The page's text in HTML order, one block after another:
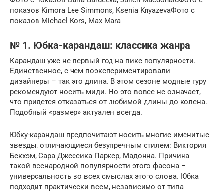
показов Kimora Lee Simmons, Ksenia KnyazevaФото с
показов Michael Kors, Max Mara
№ 1. Юбка-карандаш: классика жанра
Карандаш уже не первый год на пике популярности.
Единственное, с чем поэкспериментировали
дизайнеры – так это длина. В этом сезоне модные гуру
рекомендуют носить миди. Но это вовсе не означает,
что придется отказаться от любимой длины до колена.
Подобный «размер» актуален всегда.
Юбку-карандаш предпочитают носить многие именитые
звезды, отличающиеся безупречным стилем: Виктория
Бекхэм, Сара Джессика Паркер, Мадонна. Причина
такой всенародной популярности этого фасона –
универсальность во всех смыслах этого слова. Юбка
подходит практически всем, независимо от типа